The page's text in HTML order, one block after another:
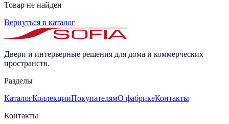
Товар не найден
Вернуться в каталог
Двери и интерьерные решения для дома и коммерческих
пространств.
Разделы
КаталогКоллекцииПокупателямО фабрикеКонтакты
Контакты